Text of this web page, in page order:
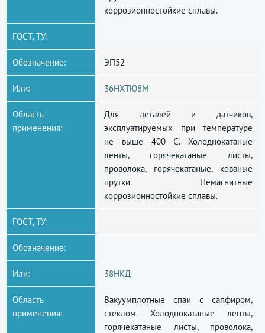
коррозионностойкие сплавы.
ГОСТ, ТУ:
Обозначение: ЭП52
Или: 36НХТЮ8М
Область
применения:
Для деталей и датчиков,
эксплуатируемых при температуре
не выше 400 С. Холоднокатаные
ленты, горячекатаные листы,
проволока, горячекатаные, кованые
прутки. Немагнитные
коррозионностойкие сплавы.
ГОСТ, ТУ:
Обозначение:
Или: 38НКД
Область
применения:
Вакуумплотные спаи с сапфиром,
стеклом. Холоднокатаные ленты,
горячекатаные листы, проволока,